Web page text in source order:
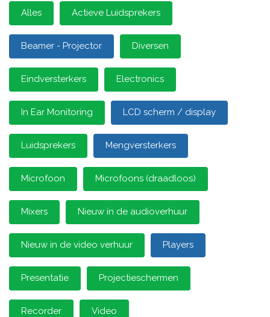
Alles Actieve Luidsprekers
Beamer - Projector Diversen
Eindversterkers Electronics
In Ear Monitoring LCD scherm / display
Luidsprekers Mengversterkers
Microfoon Microfoons (draadloos)
Mixers Nieuw in de audioverhuur
Nieuw in de video verhuur Players
Presentatie Projectieschermen
Recorder Video